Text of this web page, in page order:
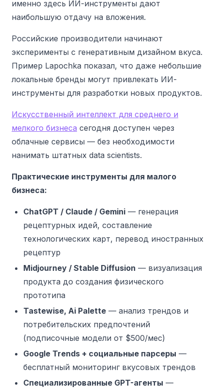
именно здесь ИИ-инструменты дают
наибольшую отдачу на вложения.
Российские производители начинают
эксперименты с генеративным дизайном вкуса.
Пример Lapochka показал, что даже небольшие
локальные бренды могут привлекать ИИ-
инструменты для разработки новых продуктов.
Искусственный интеллект для среднего и
мелкого бизнеса сегодня доступен через
облачные сервисы — без необходимости
нанимать штатных data scientists.
Практические инструменты для малого
бизнеса:
ChatGPT / Claude / Gemini — генерация
рецептурных идей, составление
технологических карт, перевод иностранных
рецептур
Midjourney / Stable Diffusion — визуализация
продукта до создания физического
прототипа
Tastewise, Ai Palette — анализ трендов и
потребительских предпочтений
(подписочные модели от $500/мес)
Google Trends + социальные парсеры —
бесплатный мониторинг вкусовых трендов
Специализированные GPT-агенты —